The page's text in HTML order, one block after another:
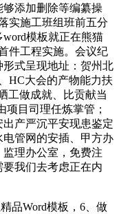
添加删除等编纂操
实施工班组班前五分
模板就正在熊猫
件工程实施。会议纪
式呈现地址：贺州北
HC大会的产物能力扶
工做成就、比贡献当
项目司理任炼掌管；
产严沉平安现患鉴定
管网的安插、甲方办
理办公室，免费注
我们去考虑正在内
品Word模板，6、做